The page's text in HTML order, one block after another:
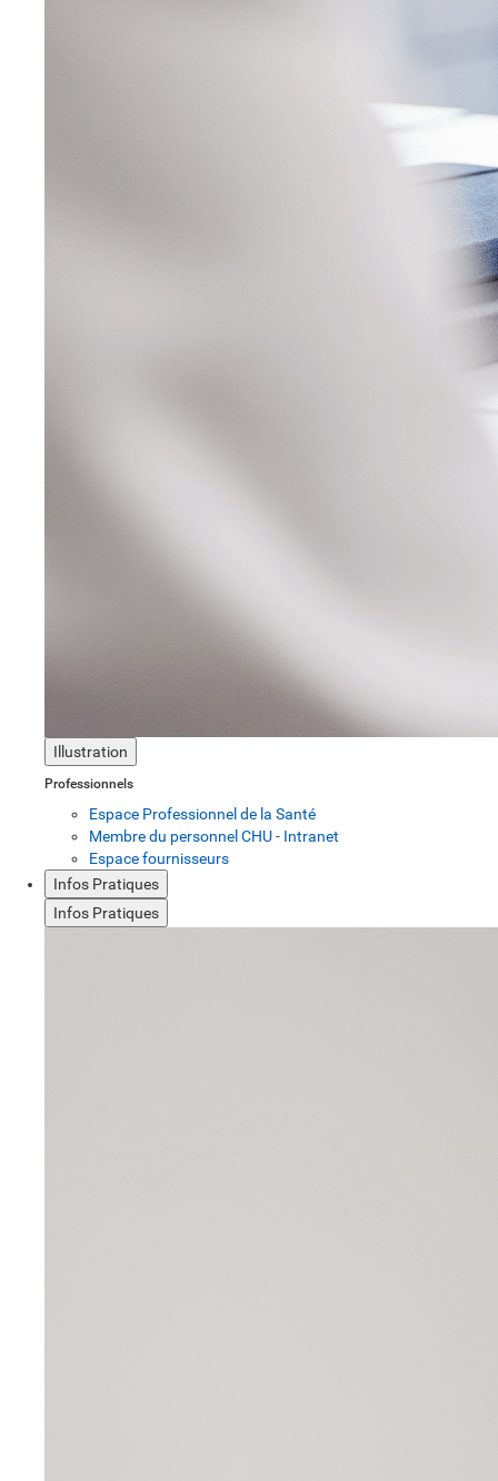
Illustration
Professionnels
Espace Professionnel de la Santé
Membre du personnel CHU - Intranet
Espace fournisseurs
Infos Pratiques
Infos Pratiques